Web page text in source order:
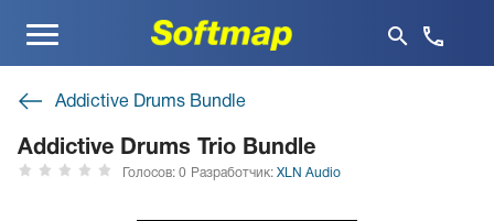
Меню
Addictive Drums Bundle
Addictive Drums Trio Bundle
Голосов: 0 Разработчик: XLN Audio